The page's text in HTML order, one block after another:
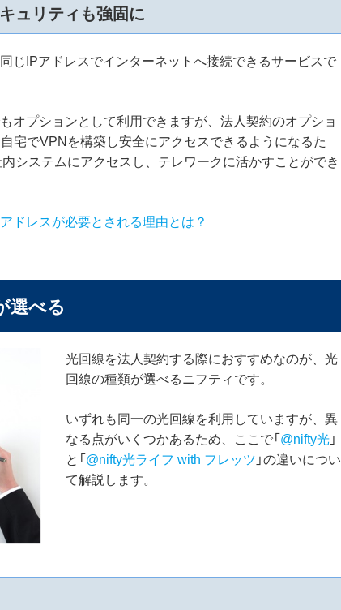
ュリティも強固に
じIPアドレスでインターネットへ接続できるサービスで
オプションとして利用できますが、法人契約のオプショ
宅でVPNを構築し安全にアクセスできるようになるた
システムにアクセスし、テレワークに活かすことができ
ドレスが必要とされる理由とは？
選べる
光回線を法人契約する際におすすめなのが、光
回線の種類が選べるニフティです。
いずれも同一の光回線を利用していますが、異
なる点がいくつかあるため、ここで「@nifty光」
と「@nifty光ライフ with フレッツ 」の違いについ
て解説します。